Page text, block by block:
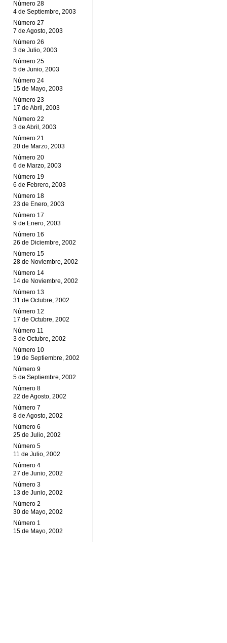
Número 28
4 de Septiembre, 2003
Número 27
7 de Agosto, 2003
Número 26
3 de Julio, 2003
Número 25
5 de Junio, 2003
Número 24
15 de Mayo, 2003
Número 23
17 de Abril, 2003
Número 22
3 de Abril, 2003
Número 21
20 de Marzo, 2003
Número 20
6 de Marzo, 2003
Número 19
6 de Febrero, 2003
Número 18
23 de Enero, 2003
Número 17
9 de Enero, 2003
Número 16
26 de Diciembre, 2002
Número 15
28 de Noviembre, 2002
Número 14
14 de Noviembre, 2002
Número 13
31 de Octubre, 2002
Número 12
17 de Octubre, 2002
Número 11
3 de Octubre, 2002
Número 10
19 de Septiembre, 2002
Número 9
5 de Septiembre, 2002
Número 8
22 de Agosto, 2002
Número 7
8 de Agosto, 2002
Número 6
25 de Julio, 2002
Número 5
11 de Julio, 2002
Número 4
27 de Junio, 2002
Número 3
13 de Junio, 2002
Número 2
30 de Mayo, 2002
Número 1
15 de Mayo, 2002